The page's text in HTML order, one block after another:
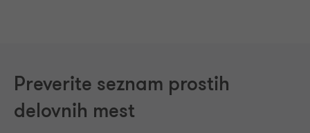
Preverite seznam prostih
delovnih mest